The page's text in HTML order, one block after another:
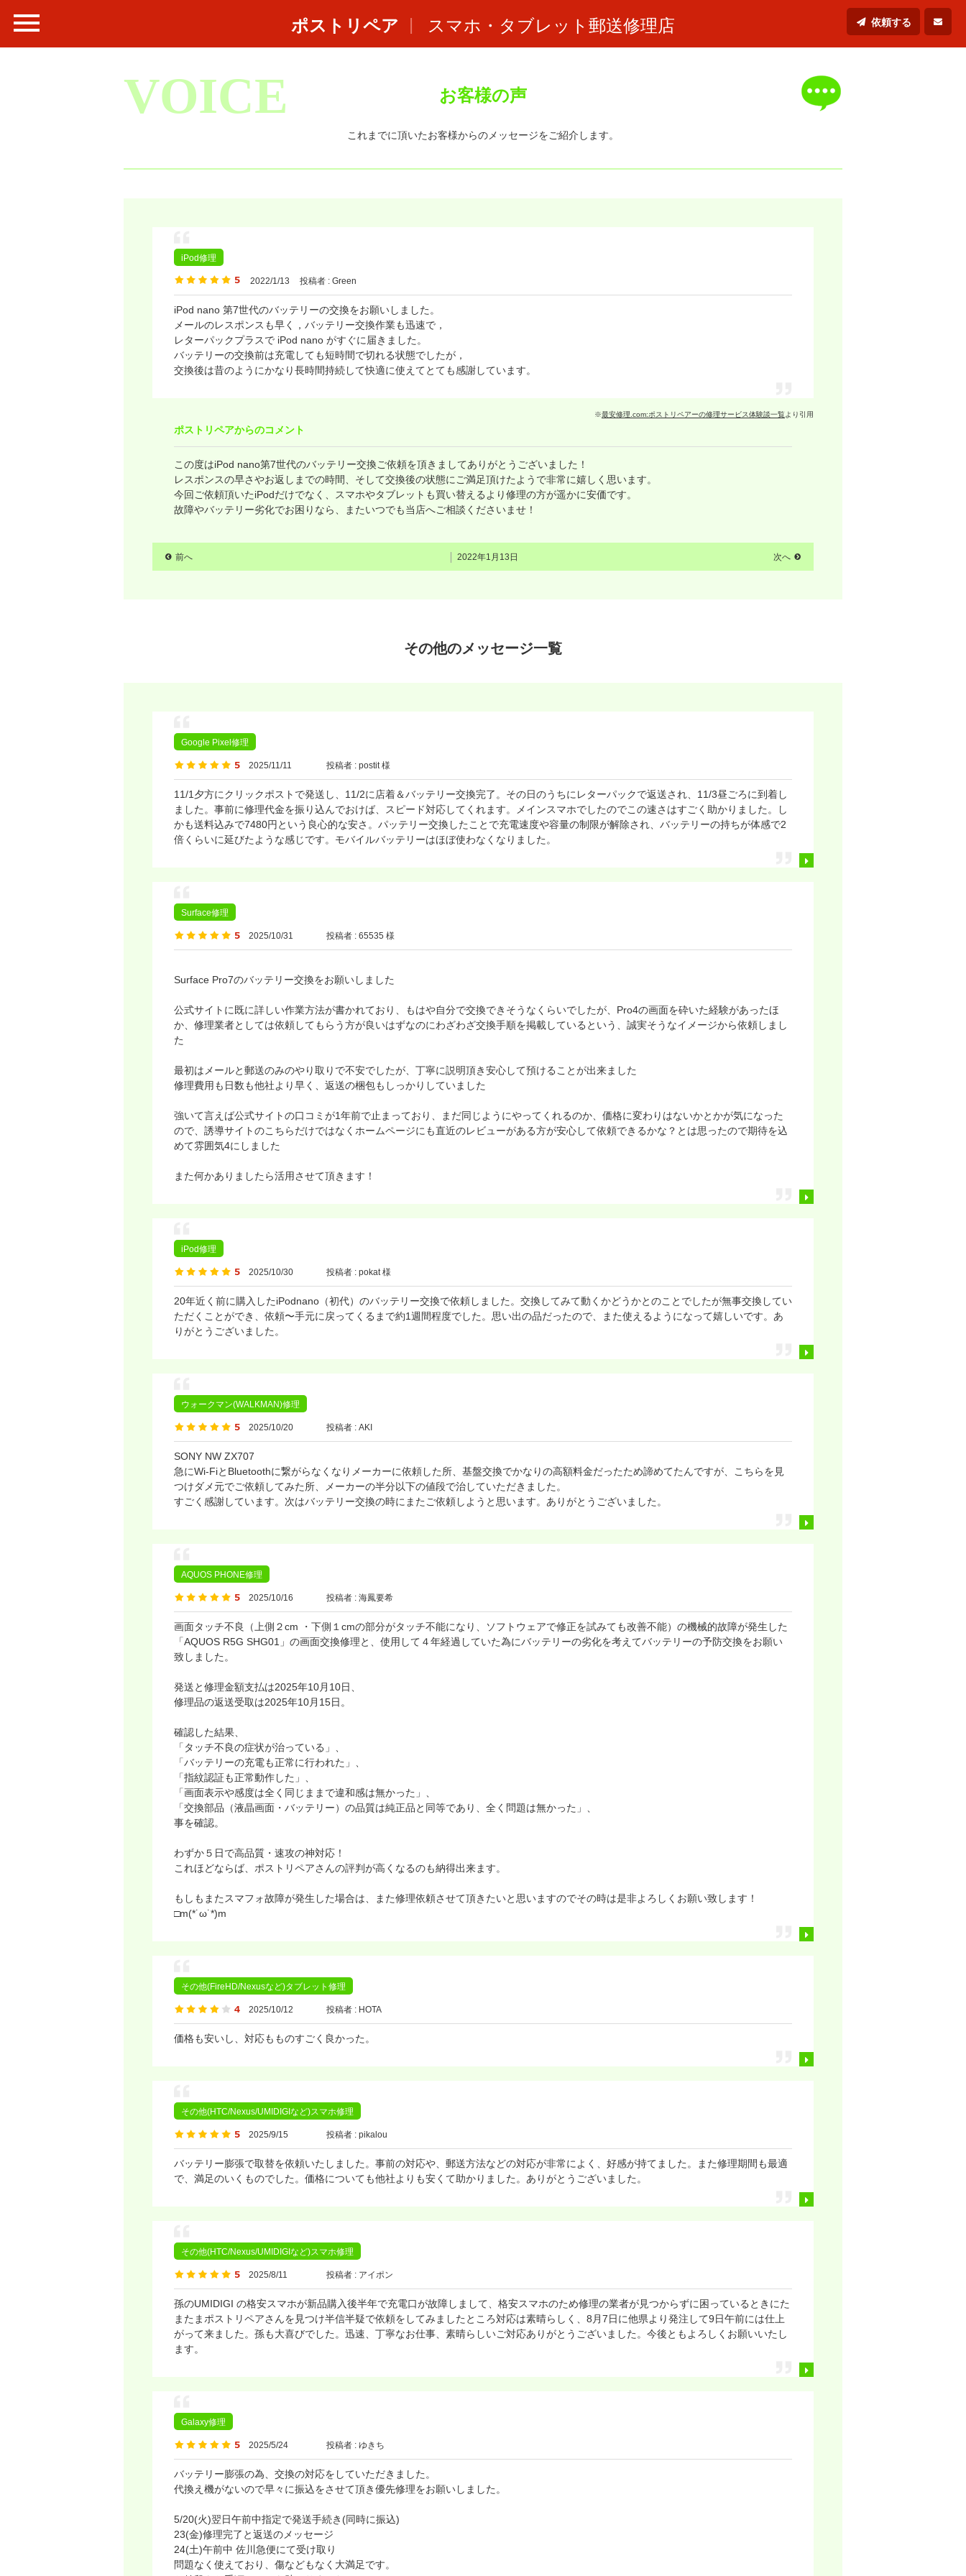
ポストリペア スマホ・タブレット郵送修理店 依頼する
VOICE お客様の声
これまでに頂いたお客様からのメッセージをご紹介します。
iPod修理
2022/1/13 投稿者 : Green
iPod nano 第7世代のバッテリーの交換をお願いしました。
メールのレスポンスも早く，バッテリー交換作業も迅速で，
レターパックプラスで iPod nano がすぐに届きました。
バッテリーの交換前は充電しても短時間で切れる状態でしたが，
交換後は昔のようにかなり長時間持続して快適に使えてとても感謝しています。
※最安修理.com:ポストリペアーの修理サービス体験談一覧より引用
ポストリペアからのコメント
この度はiPod nano第7世代のバッテリー交換ご依頼を頂きましてありがとうございました！
レスポンスの早さやお返しまでの時間、そして交換後の状態にご満足頂けたようで非常に嬉しく思います。
今回ご依頼頂いたiPodだけでなく、スマホやタブレットも買い替えるより修理の方が遥かに安価です。
故障やバッテリー劣化でお困りなら、またいつでも当店へご相談くださいませ！
2022年1月13日
前へ 次へ
その他のメッセージ一覧
Google Pixel修理
2025/11/11 投稿者 : postit 様
11/1夕方にクリックポストで発送し、11/2に店着＆バッテリー交換完了。その日のうちにレターパックで返送され、11/3昼ごろに到着し
ました。事前に修理代金を振り込んでおけば、スピード対応してくれます。メインスマホでしたのでこの速さはすごく助かりました。し
かも送料込みで7480円という良心的な安さ。パッテリー交換したことで充電速度や容量の制限が解除され、バッテリーの持ちが体感で2
倍くらいに延びたような感じです。モバイルバッテリーはほぼ使わなくなりました。
Surface修理
2025/10/31 投稿者 : 65535 様
Surface Pro7のバッテリー交換をお願いしました
公式サイトに既に詳しい作業方法が書かれており、もはや自分で交換できそうなくらいでしたが、Pro4の画面を砕いた経験があったほ
か、修理業者としては依頼してもらう方が良いはずなのにわざわざ交換手順を掲載しているという、誠実そうなイメージから依頼しまし
た
最初はメールと郵送のみのやり取りで不安でしたが、丁寧に説明頂き安心して預けることが出来ました
修理費用も日数も他社より早く、返送の梱包もしっかりしていました
強いて言えば公式サイトの口コミが1年前で止まっており、まだ同じようにやってくれるのか、価格に変わりはないかとかが気になった
ので、誘導サイトのこちらだけではなくホームページにも直近のレビューがある方が安心して依頼できるかな？とは思ったので期待を込
めて雰囲気4にしました
また何かありましたら活用させて頂きます！
iPod修理
2025/10/30 投稿者 : pokat 様
20年近く前に購入したiPodnano（初代）のバッテリー交換で依頼しました。交換してみて動くかどうかとのことでしたが無事交換してい
ただくことができ、依頼〜手元に戻ってくるまで約1週間程度でした。思い出の品だったので、また使えるようになって嬉しいです。あ
りがとうございました。
ウォークマン(WALKMAN)修理
2025/10/20 投稿者 : AKI
SONY NW ZX707
急にWi-FiとBluetoothに繋がらなくなりメーカーに依頼した所、基盤交換でかなりの高額料金だったため諦めてたんですが、こちらを見
つけダメ元でご依頼してみた所、メーカーの半分以下の値段で治していただきました。
すごく感謝しています。次はバッテリー交換の時にまたご依頼しようと思います。ありがとうございました。
AQUOS PHONE修理
2025/10/16 投稿者 : 海鳳要希
画面タッチ不良（上側２cm ・下側１cmの部分がタッチ不能になり、ソフトウェアで修正を試みても改善不能）の機械的故障が発生した
「AQUOS R5G SHG01」の画面交換修理と、使用して４年経過していた為にバッテリーの劣化を考えてバッテリーの予防交換をお願い
致しました。
発送と修理金額支払は2025年10月10日、
修理品の返送受取は2025年10月15日。
確認した結果、
「タッチ不良の症状が治っている」、
「バッテリーの充電も正常に行われた」、
「指紋認証も正常動作した」、
「画面表示や感度は全く同じままで違和感は無かった」、
「交換部品（液晶画面・バッテリー）の品質は純正品と同等であり、全く問題は無かった」、
事を確認。
わずか５日で高品質・速攻の神対応！
これほどならば、ポストリペアさんの評判が高くなるのも納得出来ます。
もしもまたスマフォ故障が発生した場合は、また修理依頼させて頂きたいと思いますのでその時は是非よろしくお願い致します！
□m(*˙ω˙*)m
その他(FireHD/Nexusなど)タブレット修理
2025/10/12 投稿者 : HOTA
価格も安いし、対応もものすごく良かった。
その他(HTC/Nexus/UMIDIGIなど)スマホ修理
2025/9/15 投稿者 : pikalou
バッテリー膨張で取替を依頼いたしました。事前の対応や、郵送方法などの対応が非常によく、好感が持てました。また修理期間も最適
で、満足のいくものでした。価格についても他社よりも安くて助かりました。ありがとうございました。
その他(HTC/Nexus/UMIDIGIなど)スマホ修理
2025/8/11 投稿者 : アイポン
孫のUMIDIGI の格安スマホが新品購入後半年で充電口が故障しまして、格安スマホのため修理の業者が見つからずに困っているときにた
またまポストリペアさんを見つけ半信半疑で依頼をしてみましたところ対応は素晴らしく、8月7日に他県より発注して9日午前には仕上
がって来ました。孫も大喜びでした。迅速、丁寧なお仕事、素晴らしいご対応ありがとうございました。今後ともよろしくお願いいたし
ます。
Galaxy修理
2025/5/24 投稿者 : ゆきち
バッテリー膨張の為、交換の対応をしていただきました。
代換え機がないので早々に振込をさせて頂き優先修理をお願いしました。
5/20(火)翌日午前中指定で発送手続き(同時に振込)
23(金)修理完了と返送のメッセージ
24(土)午前中 佐川急便にて受け取り
問題なく使えており、傷などもなく大満足です。